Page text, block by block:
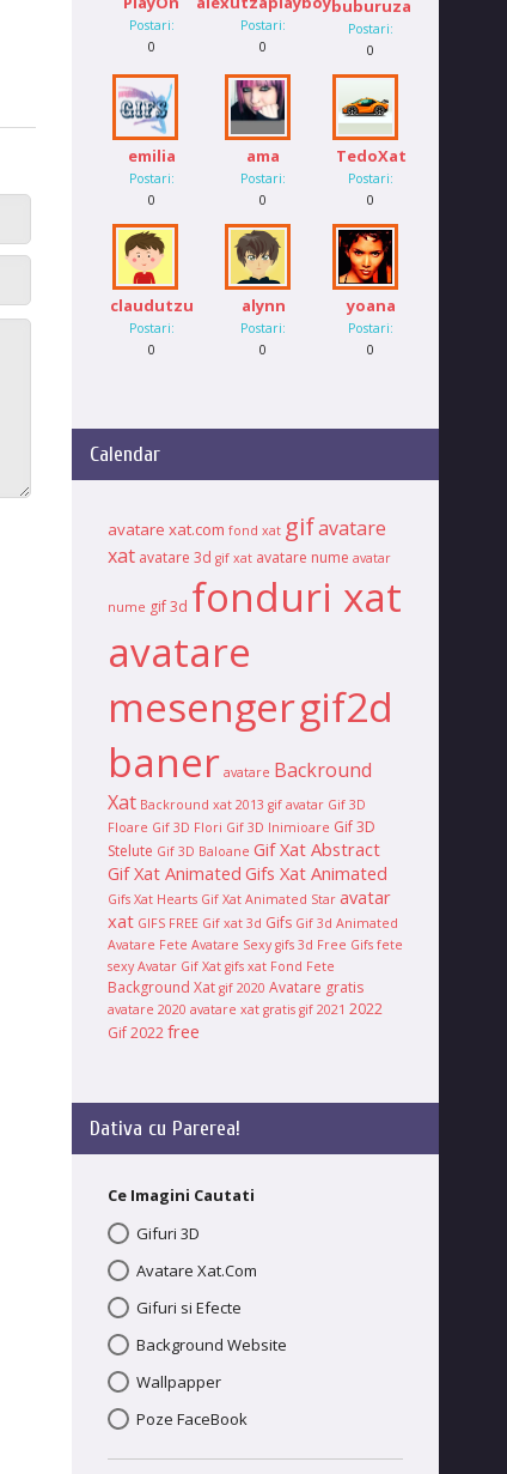
Postari:
0
Postari:
0
buburuza
Postari:
0
emilia
Postari:
0
ama
Postari:
0
TedoXat
Postari:
0
claudutzu
Postari:
0
alynn
Postari:
0
yoana
Postari:
0
Calendar
avatare xat.com fond xat gifavatare
xat avatare 3d gif xat avatare nume avatar
nume gif 3d fonduri xat
avatare
mesengergif2d
baner avatare Backround
Xat Backround xat 2013 gif avatar Gif 3D
Floare Gif 3D Flori Gif 3D Inimioare Gif 3D
Stelute Gif 3D Baloane Gif Xat Abstract
Gif Xat Animated Gifs Xat Animated
Gifs Xat Hearts Gif Xat Animated Star avatar
xat GIFS FREE Gif xat 3d Gifs Gif 3d Animated
Avatare Fete Avatare Sexy gifs 3d Free Gifs fete
sexy Avatar Gif Xat gifs xat Fond Fete
Background Xat gif 2020 Avatare gratis
avatare 2020 avatare xat gratis gif 2021 2022
Gif 2022 free
Dativa cu Parerea!
Ce Imagini Cautati
Gifuri 3D
Avatare Xat.Com
Gifuri si Efecte
Background Website
Wallpapper
Poze FaceBook